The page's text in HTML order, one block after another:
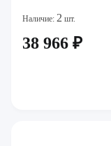
Наличие: 2 шт.
38 966 ₽